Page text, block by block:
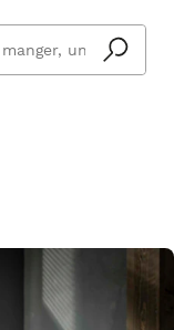
En savoir plus